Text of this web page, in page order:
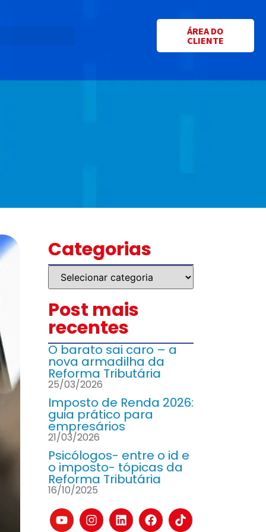
ÁREA DO
CLIENTE
Categorias
Post mais
recentes
O barato sai caro – a
nova armadilha da
Reforma Tributária
25/03/2026
Imposto de Renda 2026:
guia prático para
empresários
21/03/2026
Psicólogos- entre o id e
o imposto- tópicas da
Reforma Tributária
16/10/2025